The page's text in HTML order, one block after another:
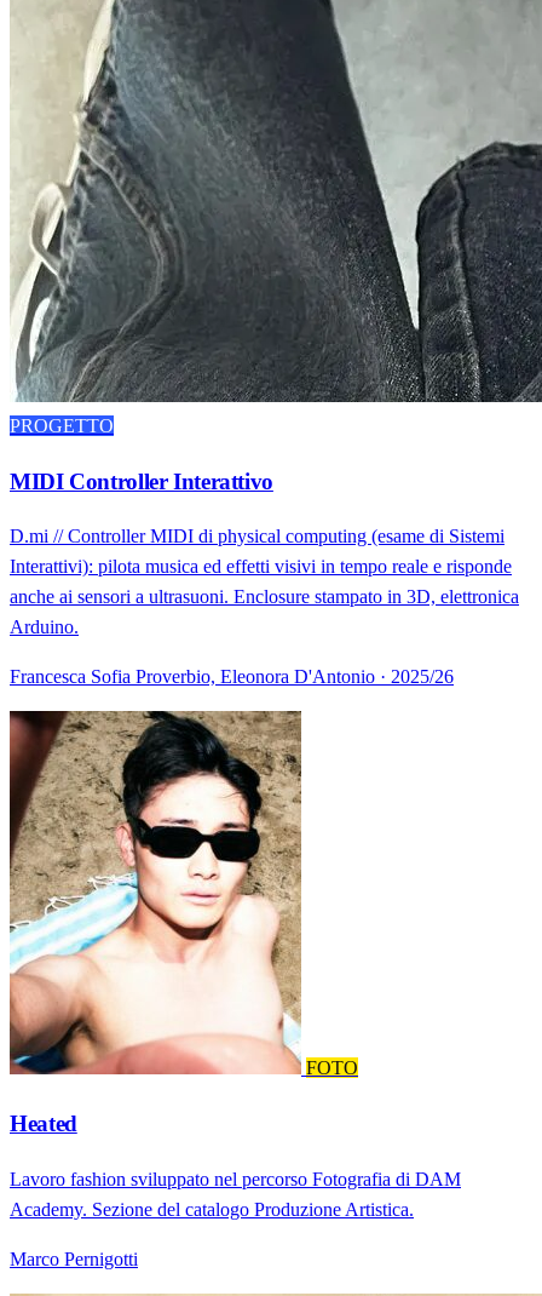
PROGETTO
MIDI Controller Interattivo
D.mi // Controller MIDI di physical computing (esame di Sistemi
Interattivi): pilota musica ed effetti visivi in tempo reale e risponde
anche ai sensori a ultrasuoni. Enclosure stampato in 3D, elettronica
Arduino.
Francesca Sofia Proverbio, Eleonora D'Antonio · 2025/26
FOTO
Heated
Lavoro fashion sviluppato nel percorso Fotografia di DAM
Academy. Sezione del catalogo Produzione Artistica.
Marco Pernigotti